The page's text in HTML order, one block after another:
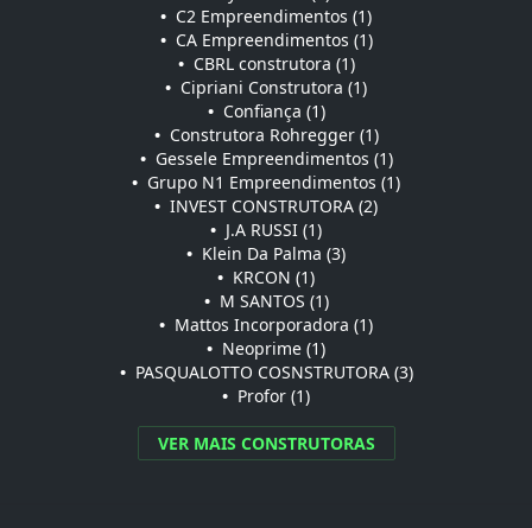
• C2 Empreendimentos (1)
• CA Empreendimentos (1)
• CBRL construtora (1)
• Cipriani Construtora (1)
• Confiança (1)
• Construtora Rohregger (1)
• Gessele Empreendimentos (1)
• Grupo N1 Empreendimentos (1)
• INVEST CONSTRUTORA (2)
• J.A RUSSI (1)
• Klein Da Palma (3)
• KRCON (1)
• M SANTOS (1)
• Mattos Incorporadora (1)
• Neoprime (1)
• PASQUALOTTO COSNSTRUTORA (3)
• Profor (1)
VER MAIS CONSTRUTORAS